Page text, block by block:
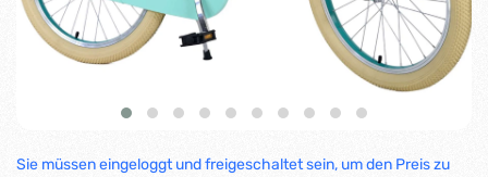
Sie müssen eingeloggt und freigeschaltet sein, um den Preis zu